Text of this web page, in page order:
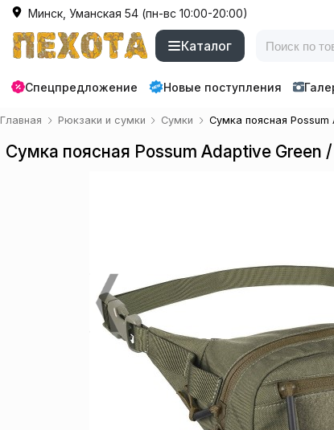
Минск, Уманская 54 (пн-вс 10:00-20:00)
Каталог
Спецпредложение Новые поступления
Главная Рюкзаки и сумки Сумки Сумка поясная
Сумка поясная Possum Adaptive Green